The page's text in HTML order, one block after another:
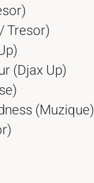
Tresor)
(Djax Up)
(Muzique)